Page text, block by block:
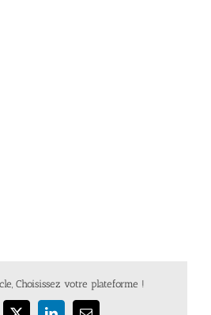
Choisissez votre plateforme !